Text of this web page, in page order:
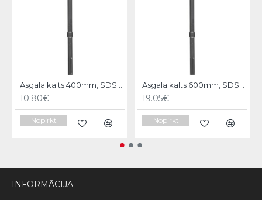
Asgala kalts 400mm, SDS-MAX KWB
10.80€
Nopirkt
Asgala kalts 600mm, SDS-MAX KWB
19.05€
Nopirkt
INFORMĀCIJA